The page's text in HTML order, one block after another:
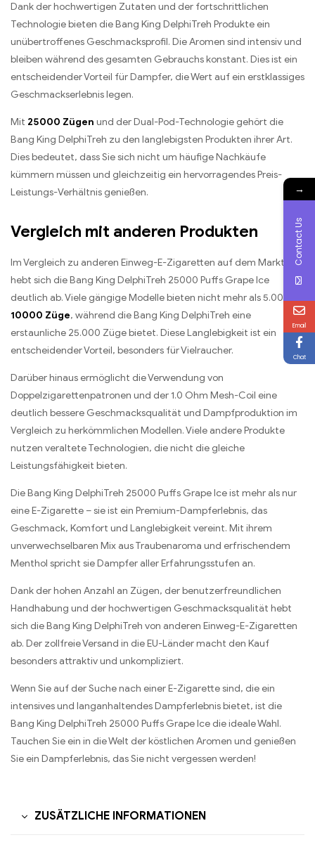
Dank der hochwertigen Zutaten und der fortschrittlichen
Technologie bieten die Bang King DelphiTreh Produkte ein
unübertroffenes Geschmacksprofil. Die Aromen sind intensiv und
bleiben während des gesamten Gebrauchs konstant. Dies ist ein
entscheidender Vorteil für Dampfer, die Wert auf ein erstklassiges
Geschmackserlebnis legen.
Mit 25000 Zügen und der Dual-Pod-Technologie gehört die
Bang King DelphiTreh zu den langlebigsten Produkten ihrer Art.
Dies bedeutet, dass Sie sich nicht um häufige Nachkäufe
kümmern müssen und gleichzeitig ein hervorragendes Preis-
Leistungs-Verhältnis genießen.
Vergleich mit anderen Produkten
Im Vergleich zu anderen Einweg-E-Zigaretten auf dem Markt
hebt sich die Bang King DelphiTreh 25000 Puffs Grape Ice
deutlich ab. Viele gängige Modelle bieten nicht mehr als 5.000 bis
10000 Züge, während die Bang King DelphiTreh eine
erstaunliche 25.000 Züge bietet. Diese Langlebigkeit ist ein
entscheidender Vorteil, besonders für Vielraucher.
Darüber hinaus ermöglicht die Verwendung von
Doppelzigarettenpatronen und der 1.0 Ohm Mesh-Coil eine
deutlich bessere Geschmacksqualität und Dampfproduktion im
Vergleich zu herkömmlichen Modellen. Viele andere Produkte
nutzen veraltete Technologien, die nicht die gleiche
Leistungsfähigkeit bieten.
Die Bang King DelphiTreh 25000 Puffs Grape Ice ist mehr als nur
eine E-Zigarette – sie ist ein Premium-Dampferlebnis, das
Geschmack, Komfort und Langlebigkeit vereint. Mit ihrem
unverwechselbaren Mix aus Traubenaroma und erfrischendem
Menthol spricht sie Dampfer aller Erfahrungsstufen an.
Dank der hohen Anzahl an Zügen, der benutzerfreundlichen
Handhabung und der hochwertigen Geschmacksqualität hebt
sich die Bang King DelphiTreh von anderen Einweg-E-Zigaretten
ab. Der zollfreie Versand in die EU-Länder macht den Kauf
besonders attraktiv und unkompliziert.
Wenn Sie auf der Suche nach einer E-Zigarette sind, die ein
intensives und langanhaltendes Dampferlebnis bietet, ist die
Bang King DelphiTreh 25000 Puffs Grape Ice die ideale Wahl.
Tauchen Sie ein in die Welt der köstlichen Aromen und genießen
Sie ein Dampferlebnis, das Sie nicht vergessen werden!
ZUSÄTZLICHE INFORMATIONEN
→
Contact Us
Email
Chat